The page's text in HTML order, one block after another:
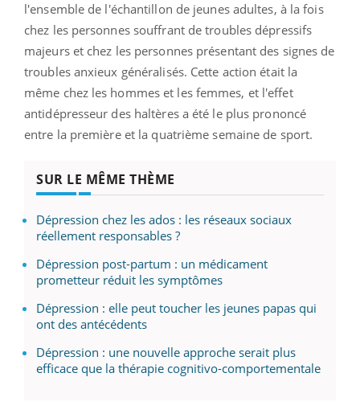
l'ensemble de l'échantillon de jeunes adultes, à la fois
chez les personnes souffrant de troubles dépressifs
majeurs et chez les personnes présentant des signes de
troubles anxieux généralisés. Cette action était la
même chez les hommes et les femmes, et l'effet
antidépresseur des haltères a été le plus prononcé
entre la première et la quatrième semaine de sport.
SUR LE MÊME THÈME
Dépression chez les ados : les réseaux sociaux
réellement responsables ?
Dépression post-partum : un médicament
prometteur réduit les symptômes
Dépression : elle peut toucher les jeunes papas qui
ont des antécédents
Dépression : une nouvelle approche serait plus
efficace que la thérapie cognitivo-comportementale